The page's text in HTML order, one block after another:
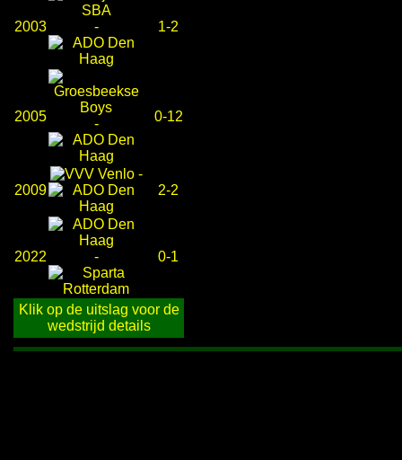
2003 - 1-2
2005 - 0-12
2009
-
2-2
2022 - 0-1
Klik op de uitslag voor de
wedstrijd details